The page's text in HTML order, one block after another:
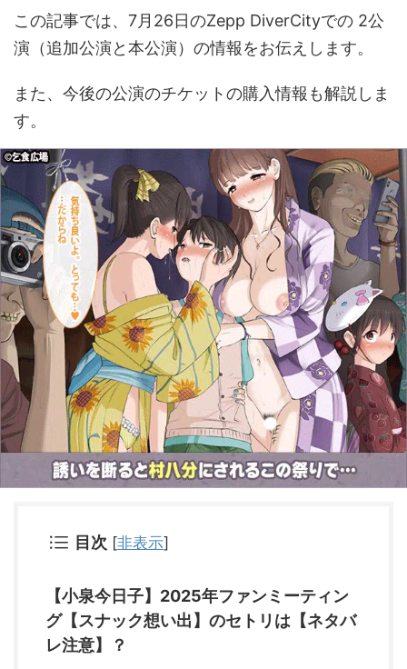
この記事では、7月26日のZepp DiverCityでの 2公
演（追加公演と本公演）の情報をお伝えします。
また、今後の公演のチケットの購入情報も解説しま
す。
目次 [非表示]
【小泉今日子】2025年ファンミーティン
グ【スナック想い出】のセトリは【ネタバ
レ注意】？